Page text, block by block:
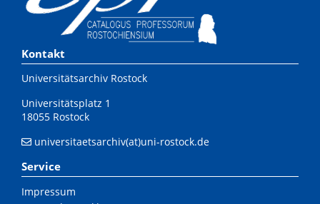
Kontakt
Universitätsarchiv Rostock
Universitätsplatz 1
18055 Rostock
universitaetsarchiv(at)uni-rostock.de
Service
Impressum